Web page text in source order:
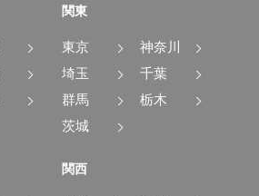
関東
東京
神奈川
埼玉
千葉
群馬
栃木
茨城
関西